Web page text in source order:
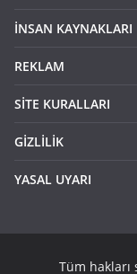
İNSAN KAYNAKLARI
REKLAM
SİTE KURALLARI
GİZLİLİK
YASAL UYARI
Tüm hakları